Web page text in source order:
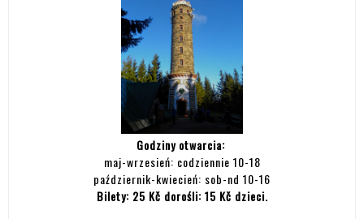
Godziny otwarcia:
maj-wrzesień: codziennie 10-18
październik-kwiecień: sob-nd 10-16
Bilety: 25 Kč dorośli: 15 Kč dzieci.